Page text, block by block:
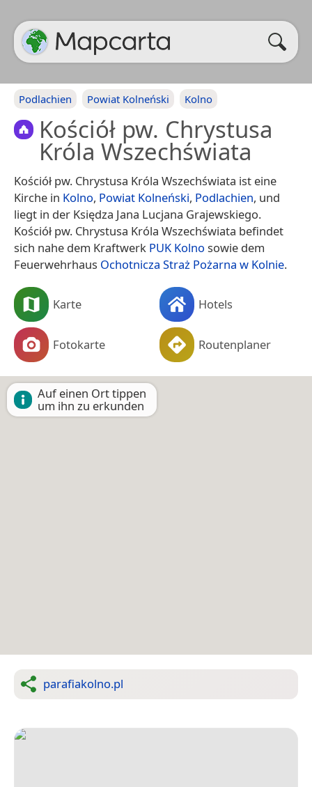
Podlachien Powiat Kolneński Kolno
Kościół pw. Chrystusa
Króla Wszechświata
Kościół pw. Chrystusa Króla Wszechświata ist eine
Kirche in Kolno, Powiat Kolneński, Podlachien, und
liegt in der Księdza Jana Lucjana Grajewskiego.
Kościół pw. Chrystusa Króla Wszechświata befindet
sich nahe dem Kraftwerk PUK Kolno sowie dem
Feuerwehrhaus Ochotnicza Straż Pożarna w Kolnie.
Karte Hotels
Fotokarte Routenplaner
Auf einen Ort tippen
um ihn zu erkunden
parafiakolno.pl